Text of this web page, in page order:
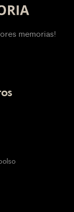
memorias!